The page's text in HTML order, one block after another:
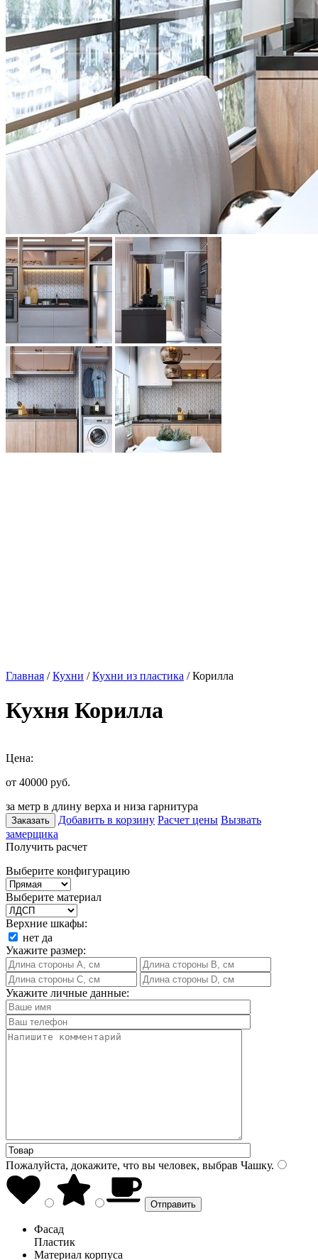
Главная /Кухни /Кухни из пластика / Корилла
Кухня Корилла
Цена:
от 40000 руб.
за метр в длину верха и низа гарнитура
Заказать Добавить в корзину Расчет цены Вызвать
замерщика
Получить расчет
Выберите конфигурацию
Выберите материал
Верхние шкафы:
нет да
Укажите размер:
Укажите личные данные:
Пожалуйста, докажите, что вы человек, выбрав Чашку.
Фасад
Пластик
Материал корпуса